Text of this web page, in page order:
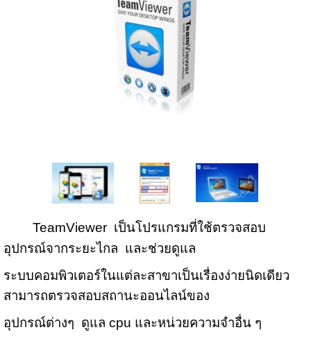
TeamViewer เป็นโปรแกรมที่ใช้ตรวจสอบ
อุปกรณ์จากระยะไกล และช่วยดูแล
ระบบคอมพิวเตอร์ในแต่ละสาขาเป็นเรื่องง่ายนิดเดียว
สามารถตรวจสอบสถานะออนไลน์ของ
อุปกรณ์ต่างๆ ดูแล cpu และหน่วยความจำอื่น ๆ